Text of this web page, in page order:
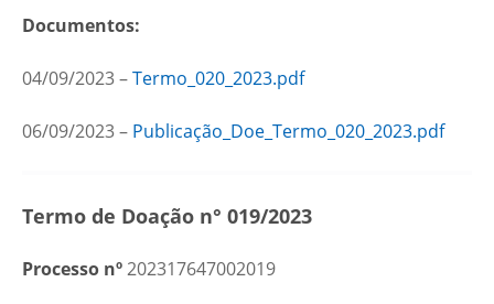
Documentos:
04/09/2023 –Termo_020_2023.pdf
06/09/2023 – Publicação_Doe_Termo_020_2023.pdf
Termo de Doação n° 019/2023
Processo nº202317647002019